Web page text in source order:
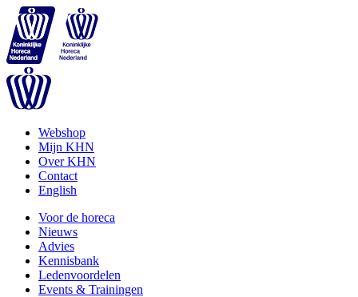
Webshop
Mijn KHN
Over KHN
Contact
English
Voor de horeca
Nieuws
Advies
Kennisbank
Ledenvoordelen
Events & Trainingen